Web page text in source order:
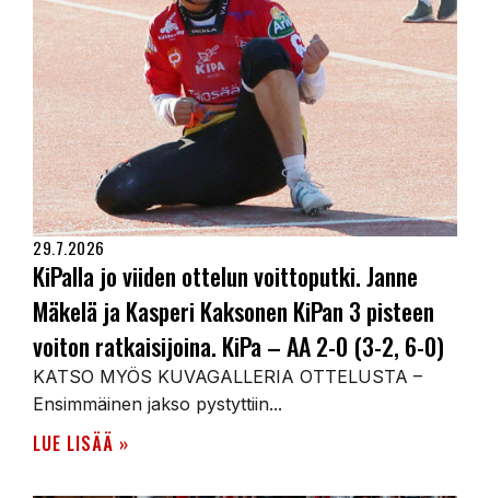
29.7.2026
KiPalla jo viiden ottelun voittoputki. Janne
Mäkelä ja Kasperi Kaksonen KiPan 3 pisteen
voiton ratkaisijoina. KiPa – AA 2-0 (3-2, 6-0)
KATSO MYÖS KUVAGALLERIA OTTELUSTA –
Ensimmäinen jakso pystyttiin...
LUE LISÄÄ »